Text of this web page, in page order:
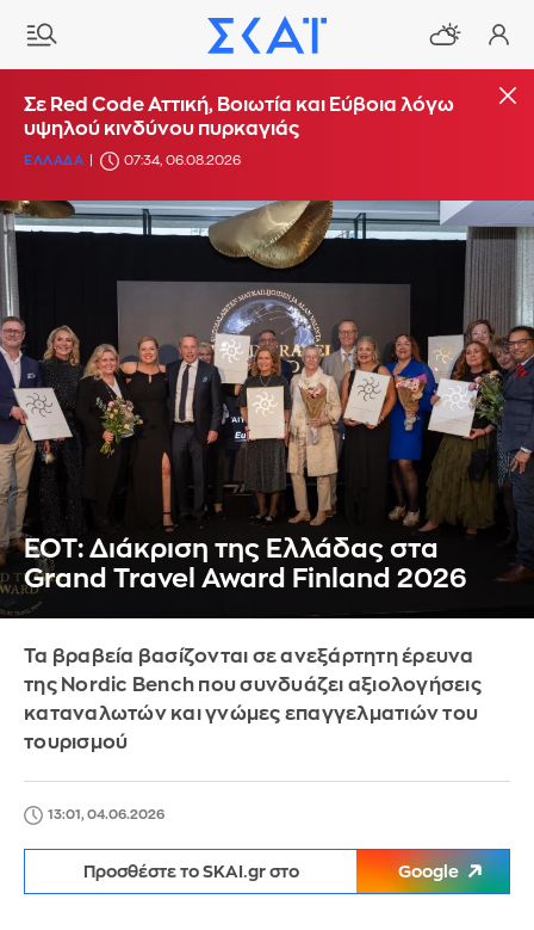
Σε Red Code Αττική, Βοιωτία και Εύβοια λόγω
υψηλού κινδύνου πυρκαγιάς
ΕΛΛΑΔΑ 07:34, 06.08.2026
ΕΟΤ: Διάκριση της Ελλάδας στα
Grand Travel Award Finland 2026
Τα βραβεία βασίζονται σε ανεξάρτητη έρευνα
της Nordic Bench που συνδυάζει αξιολογήσεις
καταναλωτών και γνώμες επαγγελματιών του
τουρισμού
13:01, 04.06.2026
Προσθέστε το SKAI.gr στο Google